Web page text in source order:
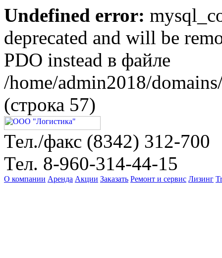
Undefined error:
deprecated and will be
PDO instead в файле
/home/admin2018/
(строка 57)
Тел./факс (8342) 312-700
Тел. 8-960-314-44-15
О компании Аренда Акции Заказать Ремонт и сервис Лизинг